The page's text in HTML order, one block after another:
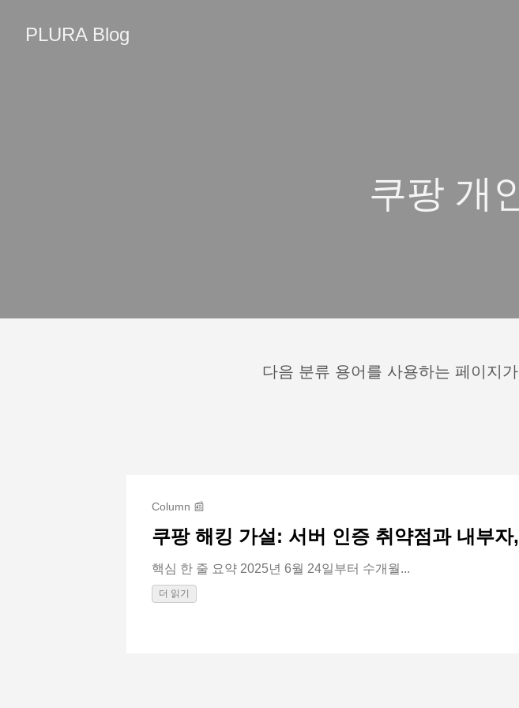
PLURA Blog
쿠팡 개
다음 분류 용어를 사용하는 페이지
Column 📰
쿠팡 해킹 가설: 서버 인증 취약점과 내부
핵심 한 줄 요약 2025년 6월 24일부터 수개월...
더 읽기